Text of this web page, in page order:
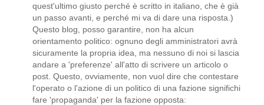
quest'ultimo giusto perché è scritto in italiano, che è già
un passo avanti, e perché mi va di dare una risposta.)
Questo blog, posso garantire, non ha alcun
orientamento politico: ognuno degli amministratori avrà
sicuramente la propria idea, ma nessuno di noi si lascia
andare a 'preferenze' all'atto di scrivere un articolo o
post. Questo, ovviamente, non vuol dire che contestare
l'operato o l'azione di un politico di una fazione significhi
fare 'propaganda' per la fazione opposta: